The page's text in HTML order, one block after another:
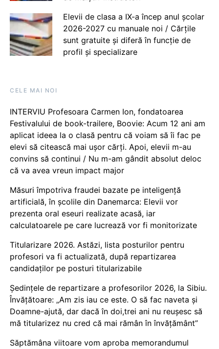
Elevii de clasa a IX-a încep anul școlar
2026-2027 cu manuale noi / Cărțile
sunt gratuite și diferă în funcție de
profil și specializare
CELE MAI NOI
INTERVIU Profesoara Carmen Ion, fondatoarea
Festivalului de book-trailere, Boovie: Acum 12 ani am
aplicat ideea la o clasă pentru că voiam să îi fac pe
elevi să citească mai ușor cărți. Apoi, elevii m-au
convins să continui / Nu m-am gândit absolut deloc
că va avea vreun impact major
Măsuri împotriva fraudei bazate pe inteligență
artificială, în școlile din Danemarca: Elevii vor
prezenta oral eseuri realizate acasă, iar
calculatoarele pe care lucrează vor fi monitorizate
Titularizare 2026. Astăzi, lista posturilor pentru
profesori va fi actualizată, după repartizarea
candidaților pe posturi titularizabile
Ședințele de repartizare a profesorilor 2026, la Sibiu.
Învățătoare: „Am zis iau ce este. O să fac naveta și
Doamne-ajută, dar dacă în doi,trei ani nu reușesc să
mă titularizez nu cred că mai rămân în învățământ”
Săptămâna viitoare vom aproba memorandumul